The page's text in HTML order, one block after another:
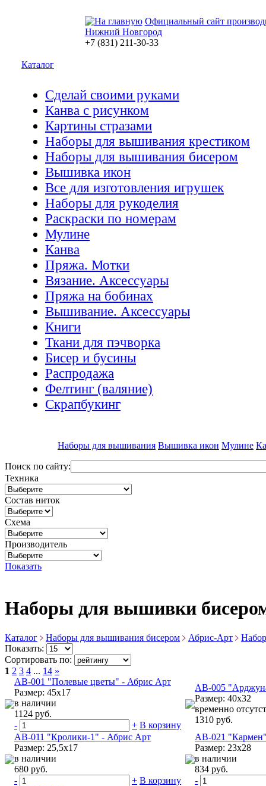
Официальный сайт
Нижний Новгород
+7 (831) 211-30-33
Каталог
Сделай своими руками
Канва с рисунком
Картины стразами
Наборы для вышивания крестиком
Наборы для вышивания бисером
Вышивка икон
Все для изготовления игрушек
Наборы для рукоделия
Раскраски по номерам
Мулине
Канва
Пряжа. Мотки
Вязание. Аксессуары
Пряжа на бобинах
Вышивание. Аксессуары
Книги
Ткани для пэчворка
Бисер и бусины
Распродажа
Фелтинг (валяние)
Скрапбукинг
Наборы для вышивания Вышивка икон Мулине
Поиск по сайту:
Техника
Состав ниток
Схема
Производитель
Показать
Наборы для вышивки
Каталог Наборы для вышивания бисером Абрис-Арт
Показать:
Сортировать по:
1 2 3 4 ... 14 »
АВ-001 "Полевые цветы" - Абрис Арт
Размер: 45x17
в наличии
1124 руб.
-
+ В корзину
АВ-005
Размер: 40х32
временно
1310 руб.
АВ-011 "Кролики-1" - Абрис Арт
Размер: 25,5х17
в наличии
680 руб.
-
+ В корзину
АВ-021
Размер: 23x28
в наличии
834 руб.
-